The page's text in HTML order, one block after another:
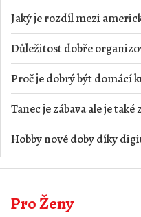
Jaký je rozdíl mezi
Důležitost dobře
Proč je dobrý být domácí
Tanec je zábava ale je také
Hobby nové doby díky
Pro Ženy